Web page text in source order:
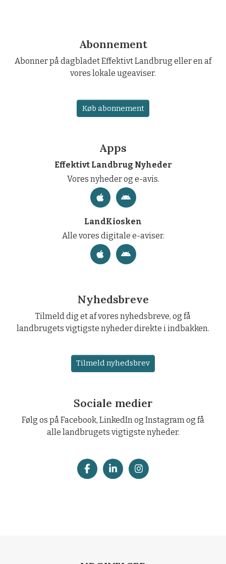
Abonnement
Abonner på dagbladet Effektivt Landbrug eller en af
vores lokale ugeaviser.
Køb abonnement
Apps
Effektivt Landbrug Nyheder
Vores nyheder og e-avis.
LandKiosken
Alle vores digitale e-aviser.
Nyhedsbreve
Tilmeld dig et af vores nyhedsbreve, og få
landbrugets vigtigste nyheder direkte i indbakken.
Tilmeld nyhedsbrev
Sociale medier
Følg os på Facebook, LinkedIn og Instagram og få
alle landbrugets vigtigste nyheder.